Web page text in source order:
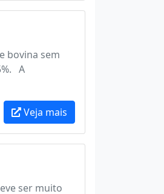
bovina sem
A
Veja mais
ser muito